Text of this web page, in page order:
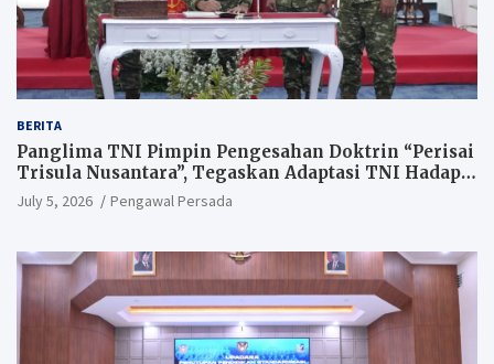
BERITA
Panglima TNI Pimpin Pengesahan Doktrin “Perisai
Trisula Nusantara”, Tegaskan Adaptasi TNI Hadapi
Perang Modern
July 5, 2026 Pengawal Persada